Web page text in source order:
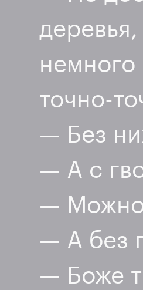
точно-
— Без
— А с
—
— А без
— Боже